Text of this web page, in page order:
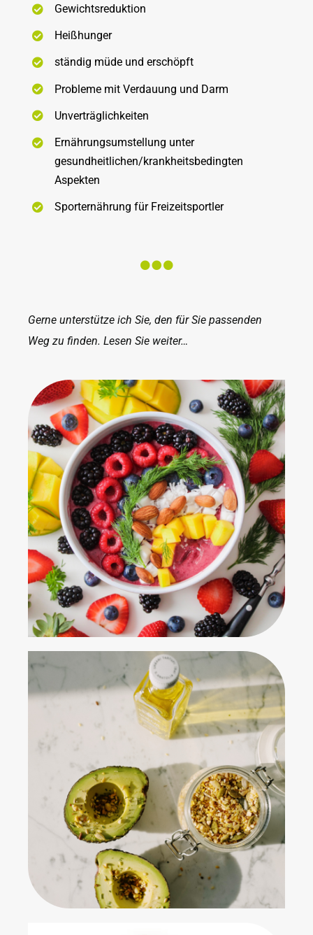
Gewichtsreduktion
Heißhunger
ständig müde und erschöpft
Probleme mit Verdauung und Darm
Unverträglichkeiten
Ernährungsumstellung unter
gesundheitlichen/krankheitsbedingten
Aspekten
Sporternährung für Freizeitsportler
Gerne unterstütze ich Sie, den für Sie passenden
Weg zu finden. Lesen Sie weiter…